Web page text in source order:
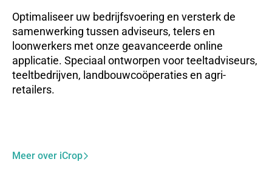
Optimaliseer uw bedrijfsvoering en versterk de
samenwerking tussen adviseurs, telers en
loonwerkers met onze geavanceerde online
applicatie. Speciaal ontworpen voor teeltadviseurs,
teeltbedrijven, landbouwcoöperaties en agri-
retailers.
Meer over iCrop